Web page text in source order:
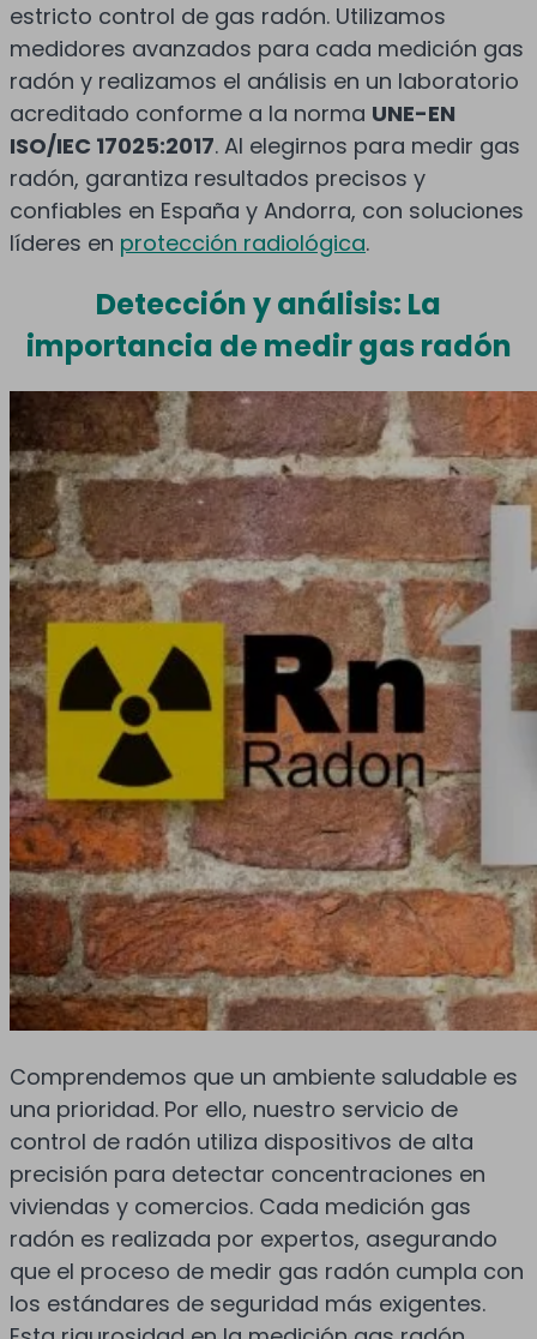
estricto control de gas radón. Utilizamos
medidores avanzados para cada medición gas
radón y realizamos el análisis en un laboratorio
acreditado conforme a la norma UNE-EN
ISO/IEC 17025:2017. Al elegirnos para medir gas
radón, garantiza resultados precisos y
confiables en España y Andorra, con soluciones
líderes en protección radiológica.
Detección y análisis: La
importancia de medir gas radón
Comprendemos que un ambiente saludable es
una prioridad. Por ello, nuestro servicio de
control de radón utiliza dispositivos de alta
precisión para detectar concentraciones en
viviendas y comercios. Cada medición gas
radón es realizada por expertos, asegurando
que el proceso de medir gas radón cumpla con
los estándares de seguridad más exigentes.